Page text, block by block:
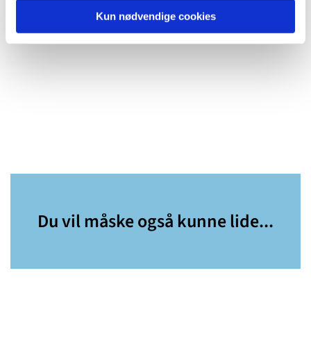
Kun nødvendige cookies
Du vil måske også kunne lide...